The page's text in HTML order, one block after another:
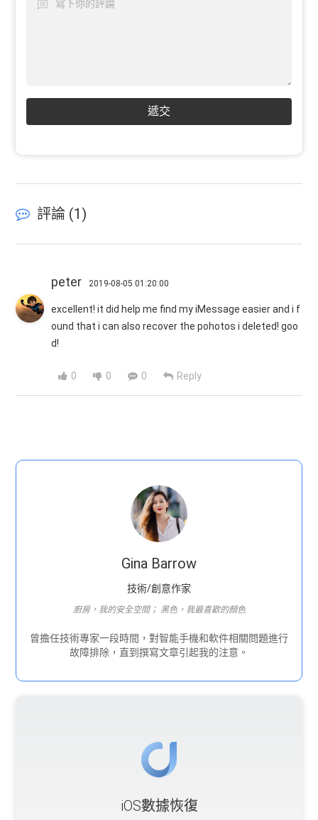
遞交
評論 (1)
peter 2019-08-05 01:20:00
excellent! it did help me find my iMessage easier and i f
ound that i can also recover the pohotos i deleted! goo
d!
0 0 0 Reply
Gina Barrow
技術/創意作家
廚房，我的安全空間； 黑色，我最喜歡的顏色
曾擔任技術專家一段時間，對智能手機和軟件相關問題進行
故障排除，直到撰寫文章引起我的注意。
iOS數據恢復